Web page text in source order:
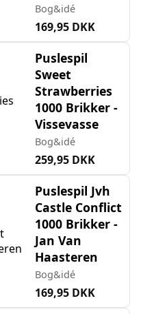
Bog&idé
169,95 DKK
Puslespil
Sweet
Strawberries
1000 Brikker -
Vissevasse
Bog&idé
259,95 DKK
Puslespil Jvh
Castle Conflict
1000 Brikker -
Jan Van
Haasteren
Bog&idé
169,95 DKK